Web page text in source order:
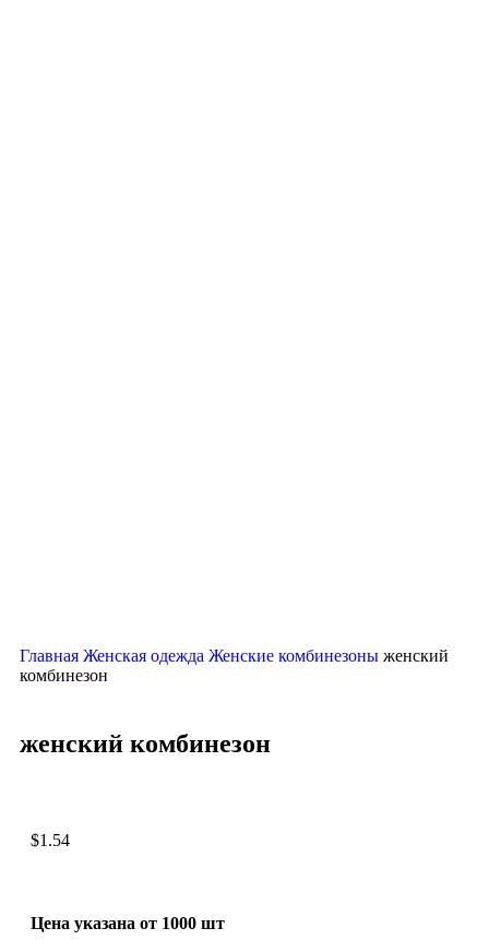
Главная Женская одежда Женские комбинезоны женский
комбинезон
женский комбинезон
$1.54
Цена указана от 1000 шт